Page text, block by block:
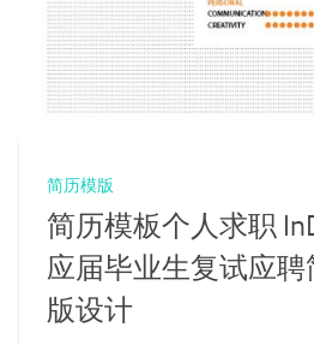
简历模版
简历模板个人求职
应届毕业生复试应
版设计